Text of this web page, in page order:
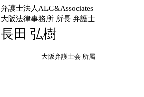
弁護士法人ALG&Associates
大阪法律事務所 所長 弁護士
長田 弘樹
大阪弁護士会 所属